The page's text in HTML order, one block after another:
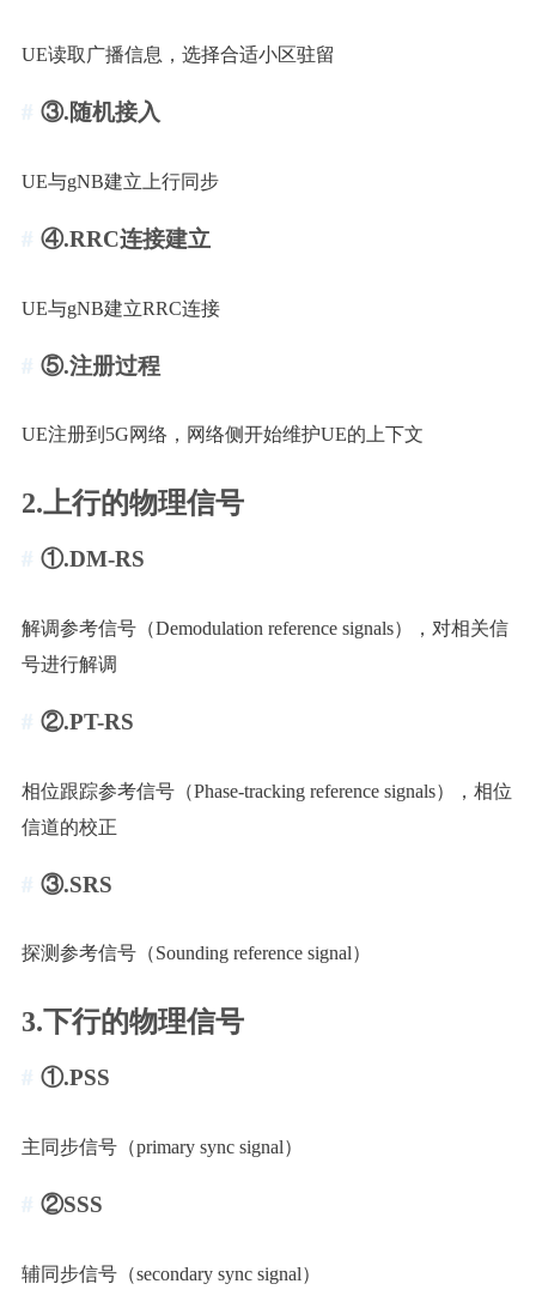
UE读取广播信息，选择合适小区驻留
③.随机接入
UE与gNB建立上行同步
④.RRC连接建立
UE与gNB建立RRC连接
⑤.注册过程
UE注册到5G网络，网络侧开始维护UE的上下文
2.上行的物理信号
①.DM-RS
解调参考信号（Demodulation reference signals），对相关信
号进行解调
②.PT-RS
相位跟踪参考信号（Phase-tracking reference signals），相位
信道的校正
③.SRS
探测参考信号（Sounding reference signal）
3.下行的物理信号
①.PSS
主同步信号（primary sync signal）
②SSS
辅同步信号（secondary sync signal）